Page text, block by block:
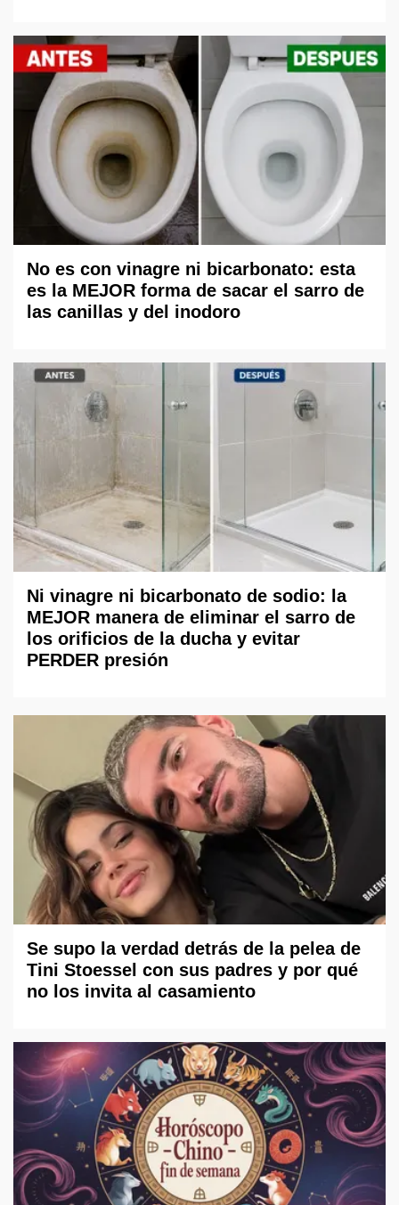
No es con vinagre ni bicarbonato: esta
es la MEJOR forma de sacar el sarro de
las canillas y del inodoro
Ni vinagre ni bicarbonato de sodio: la
MEJOR manera de eliminar el sarro de
los orificios de la ducha y evitar
PERDER presión
Se supo la verdad detrás de la pelea de
Tini Stoessel con sus padres y por qué
no los invita al casamiento